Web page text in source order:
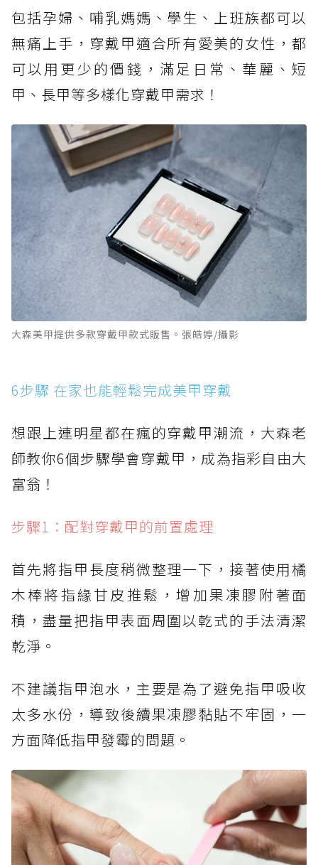
包括孕婦、哺乳媽媽、學生、上班族都可以
無痛上手，穿戴甲適合所有愛美的女性，都
可以用更少的價錢，滿足日常、華麗、短
甲、長甲等多樣化穿戴甲需求！
大森美甲提供多款穿戴甲款式販售。張皓婷/攝影
6步驟 在家也能輕鬆完成美甲穿戴
想跟上連明星都在瘋的穿戴甲潮流，大森老
師教你6個步驟學會穿戴甲，成為指彩自由大
富翁！
步驟1：配對穿戴甲的前置處理
首先將指甲長度稍微整理一下，接著使用橘
木棒將指緣甘皮推鬆，增加果凍膠附著面
積，盡量把指甲表面周圍以乾式的手法清潔
乾淨。
不建議指甲泡水，主要是為了避免指甲吸收
太多水份，導致後續果凍膠黏貼不牢固，一
方面降低指甲發霉的問題。